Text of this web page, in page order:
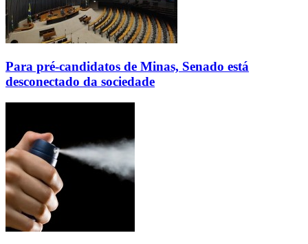
Para pré-candidatos de Minas, Senado está
desconectado da sociedade